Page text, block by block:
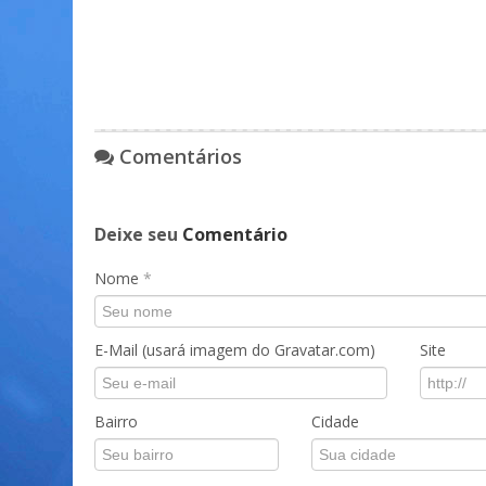
Comentários
Deixe seu Comentário
Nome *
E-Mail (usará imagem do Gravatar.com) Site
Bairro Cidade